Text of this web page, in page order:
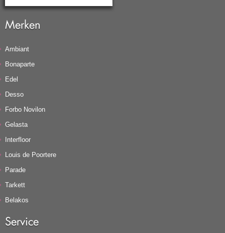
Merken
Ambiant
Bonaparte
Edel
Desso
Forbo Novilon
Gelasta
Interfloor
Louis de Poortere
Parade
Tarkett
Belakos
Service